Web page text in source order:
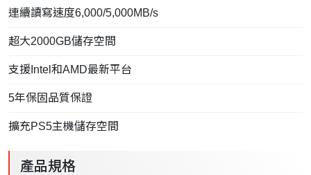
連續讀寫速度6,000/5,000MB/s
超大2000GB儲存空間
支援Intel和AMD最新平台
5年保固品質保證
擴充PS5主機儲存空間
產品規格